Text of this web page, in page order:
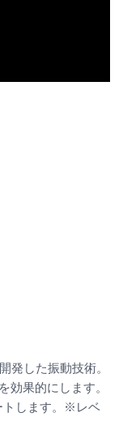
発した振動技術。
果的にします。
トします。※レベ